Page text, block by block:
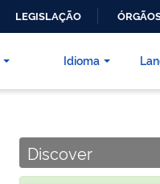
LEGISLAÇÃO
Idioma
Discover